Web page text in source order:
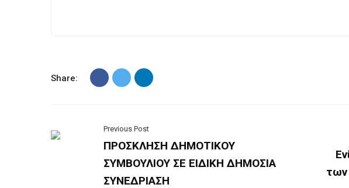
Share:
Previous Post
ΠΡΟΣΚΛΗΣΗ ΔΗΜΟΤΙΚΟΥ
ΣΥΜΒΟΥΛΙΟΥ ΣΕ ΕΙΔΙΚΗ ΔΗΜΟΣΙΑ
ΣΥΝΕΔΡΙΑΣΗ
των